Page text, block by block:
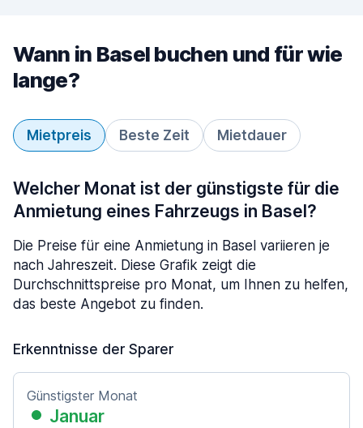
Wann in Basel buchen und für wie
lange?
Mietpreis Beste Zeit Mietdauer
Welcher Monat ist der günstigste für die
Anmietung eines Fahrzeugs in Basel?
Die Preise für eine Anmietung in Basel variieren je
nach Jahreszeit. Diese Grafik zeigt die
Durchschnittspreise pro Monat, um Ihnen zu helfen,
das beste Angebot zu finden.
Erkenntnisse der Sparer
Günstigster Monat
Januar